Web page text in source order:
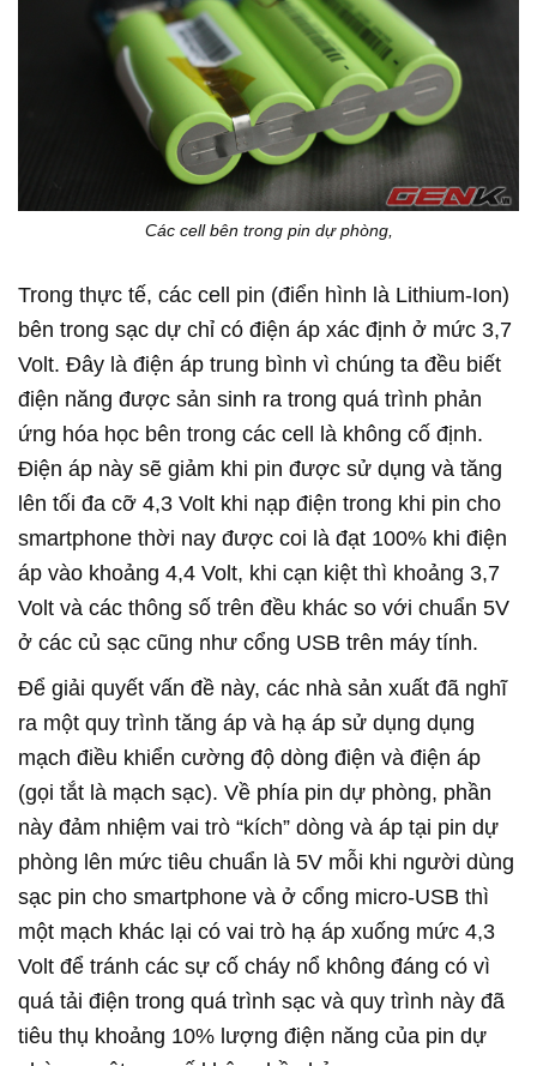
Các cell bên trong pin dự phòng,
Trong thực tế, các cell pin (điển hình là Lithium-Ion)
bên trong sạc dự chỉ có điện áp xác định ở mức 3,7
Volt. Đây là điện áp trung bình vì chúng ta đều biết
điện năng được sản sinh ra trong quá trình phản
ứng hóa học bên trong các cell là không cố định.
Điện áp này sẽ giảm khi pin được sử dụng và tăng
lên tối đa cỡ 4,3 Volt khi nạp điện trong khi pin cho
smartphone thời nay được coi là đạt 100% khi điện
áp vào khoảng 4,4 Volt, khi cạn kiệt thì khoảng 3,7
Volt và các thông số trên đều khác so với chuẩn 5V
ở các củ sạc cũng như cổng USB trên máy tính.
Để giải quyết vấn đề này, các nhà sản xuất đã nghĩ
ra một quy trình tăng áp và hạ áp sử dụng dụng
mạch điều khiển cường độ dòng điện và điện áp
(gọi tắt là mạch sạc). Về phía pin dự phòng, phần
này đảm nhiệm vai trò “kích” dòng và áp tại pin dự
phòng lên mức tiêu chuẩn là 5V mỗi khi người dùng
sạc pin cho smartphone và ở cổng micro-USB thì
một mạch khác lại có vai trò hạ áp xuống mức 4,3
Volt để tránh các sự cố cháy nổ không đáng có vì
quá tải điện trong quá trình sạc và quy trình này đã
tiêu thụ khoảng 10% lượng điện năng của pin dự